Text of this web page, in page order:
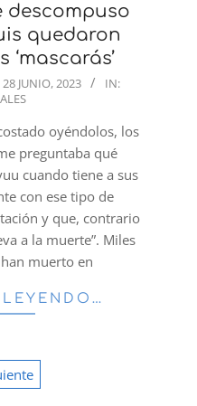
descompuso
quedaron
‘mascarás’
28 JUNIO, 2023
IN:
oyéndolos, los
preguntaba qué
cuando tiene a sus
con ese tipo de
y que, contrario
a la muerte”. Miles
muerto en